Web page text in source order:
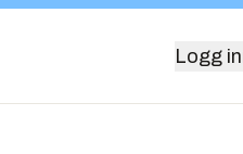
Logg